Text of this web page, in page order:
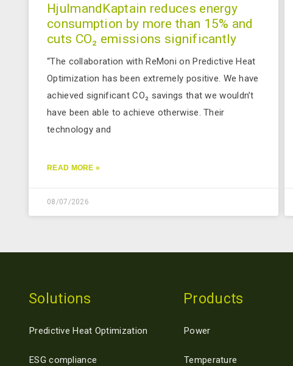
HjulmandKaptain reduces energy
consumption by more than 15% and
cuts CO₂ emissions significantly
“The collaboration with ReMoni on Predictive Heat
Optimization has been extremely positive. We have
achieved significant CO₂ savings that we wouldn’t
have been able to achieve otherwise. Their
technology and
READ MORE »
08/07/2026
Solutions
Predictive Heat Optimization
ESG compliance
Products
Power
Temperature